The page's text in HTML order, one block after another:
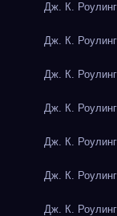
Дж. К.
Дж. К.
Дж. К.
Дж. К.
Дж. К.
Дж. К.
Дж. К.